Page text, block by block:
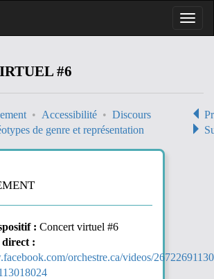
#6
Accessibilité
Discours
de genre et représentation
: Concert virtuel #6
direct :
orchestre.ca/videos/